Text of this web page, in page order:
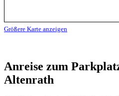
Größere Karte anzeigen
Anreise zum
Altenrath